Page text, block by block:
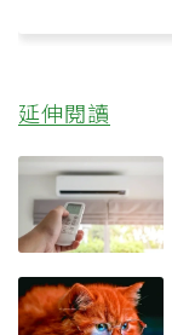
延伸閱讀